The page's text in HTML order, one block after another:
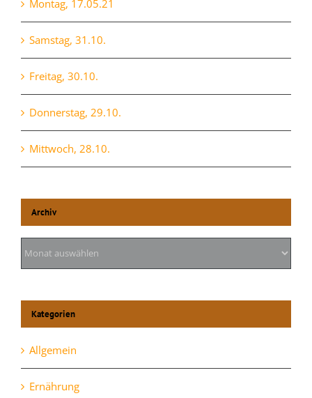
Montag, 17.05.21
Samstag, 31.10.
Freitag, 30.10.
Donnerstag, 29.10.
Mittwoch, 28.10.
Archiv
Archiv
Kategorien
Allgemein
Ernährung